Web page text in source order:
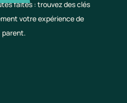
faites : trouvez des clés
votre expérience de
parent.